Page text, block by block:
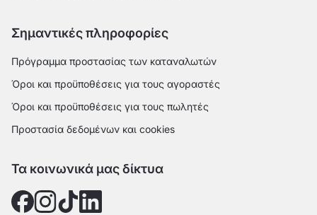
Σημαντικές πληροφορίες
Πρόγραμμα προστασίας των καταναλωτών
Όροι και προϋποθέσεις για τους αγοραστές
Όροι και προϋποθέσεις για τους πωλητές
Προστασία δεδομένων και cookies
Τα κοινωνικά μας δίκτυα